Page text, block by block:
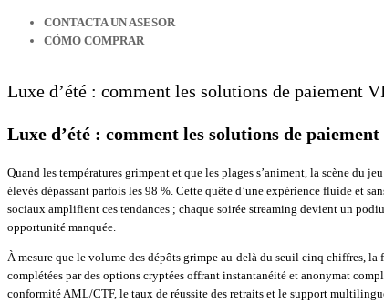
CONTACTA UN ASESOR
CÓMO COMPRAR
Luxe d’été : comment les solutions de paiement
Luxe d’été : comment les solutions de
Quand les températures grimpent et que les plages s’animent, la scène du
élevés dépassant parfois les 98 %. Cette quête d’une expérience fluide et
sociaux amplifient ces tendances ; chaque soirée streaming devient un
opportunité manquée​.
À mesure que le volume des dépôts grimpe au‑delà du seuil cinq chiffres,
complétées par des options cryptées offrant instantanéité et anonymat
conformité AML/CTF, le taux de réussite des retraits et le support